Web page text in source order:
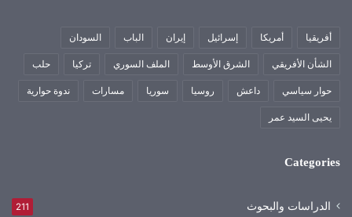
أفريقيا أمريكا إسرائيل إيران الباب السودان
الشأن الأفريقي الشرق الأوسط الملف السوري تركيا حلب
حوار سياسي داعش روسيا سوريا مسارات ندوة حوارية
يحيى السيد عمر
Categories
الدراسات والبحوث 211